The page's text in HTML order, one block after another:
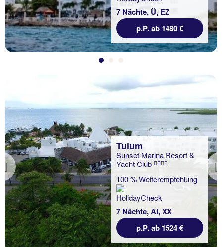
7 Nächte, Ü, EZ
p.P. ab 1480 €
Previous
Tulum
Sunset Marina Resort &
Yacht Club
100 % Weiterempfehlung
7 Nächte, AI, XX
p.P. ab 1524 €